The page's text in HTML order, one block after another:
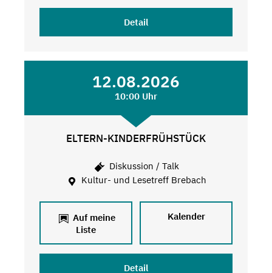
Detail
12.08.2026
10:00 Uhr
ELTERN-KINDERFRÜHSTÜCK
Diskussion / Talk
Kultur- und Lesetreff Brebach
Auf meine
Liste
Kalender
Detail